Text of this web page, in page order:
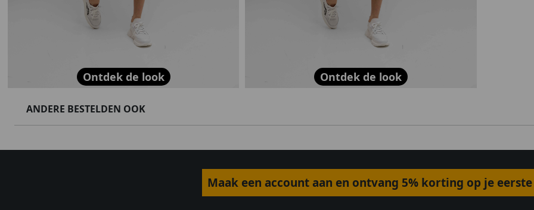
Ontdek de look Ontdek de look
ANDERE BESTELDEN OOK
Maak een account aan en ontvang 5% korting op je